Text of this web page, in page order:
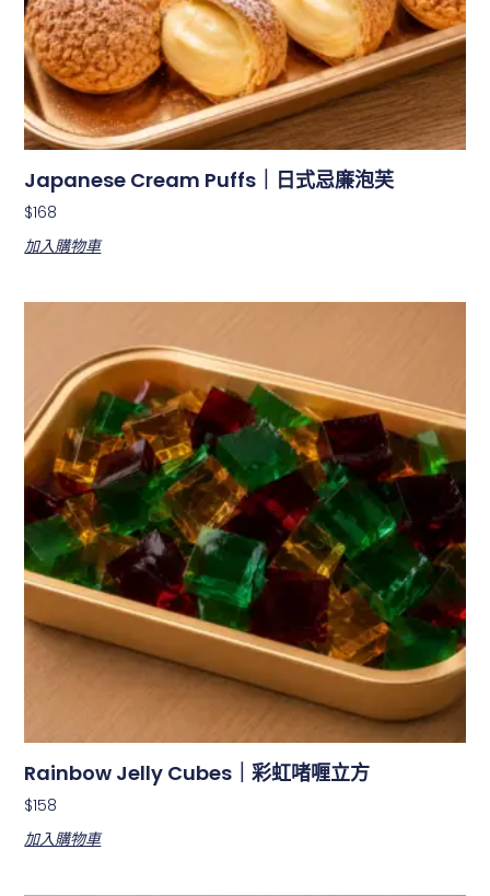
Japanese Cream Puffs｜日式忌廉泡芙
$168
加入購物車
Rainbow Jelly Cubes｜彩虹啫喱立方
$158
加入購物車